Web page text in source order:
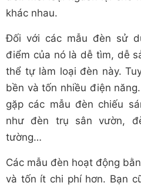
khác nhau.
Đối với các mẫu đèn sử
điểm của nó là dễ tìm, dễ
thể tự làm loại đèn này.
bền và tốn nhiều điện
gặp các mẫu đèn chiếu
như đèn trụ sân vườn,
tường…
Các mẫu đèn hoạt động
và tốn ít chi phí hơn. Bạn